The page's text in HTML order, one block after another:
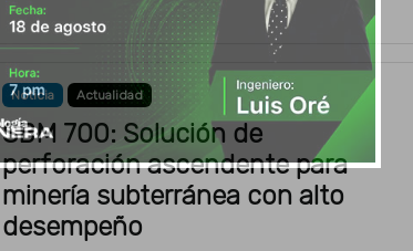
Noticia Actualidad
SBM 700: Solución de
perforación ascendente para
minería subterránea con alto
desempeño